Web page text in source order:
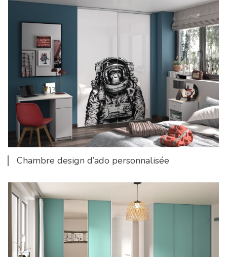
Chambre design d’ado personnalisée